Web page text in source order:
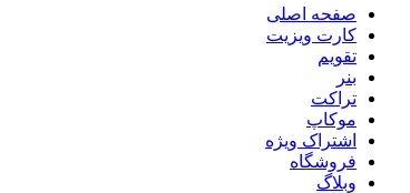
صفحه اصلی
کارت ویزیت
تقویم
بنر
تراکت
موکاپ
اشتراک ویژه
فروشگاه
وبلاگ